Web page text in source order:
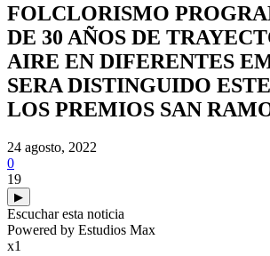
FOLCLORISMO
DE 30 AÑOS DE
AIRE EN DIFERENTES
SERA DISTINGUIDO
LOS PREMIOS SAN
24 agosto, 2022
0
19
▶
Escuchar esta noticia
Powered by Estudios Max
x1